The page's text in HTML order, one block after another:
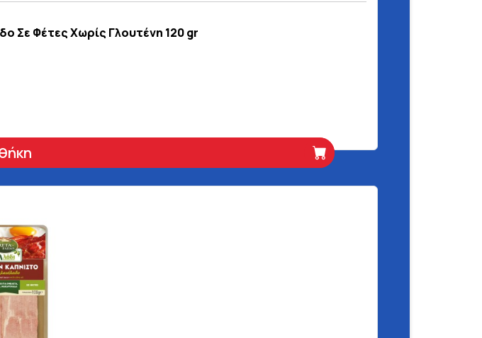
Σε Φέτες Χωρίς Γλουτένη 120 gr